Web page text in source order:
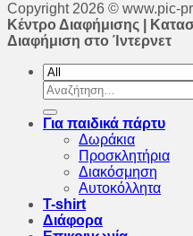
Copyright 2026 © www.pic-
Κέντρο Διαφήμισης |
Διαφήμιση στο Ίντερνετ
Αναζήτηση
για:
Για παιδικά πάρτυ
Δωράκια
Προσκλητήρια
Διακόσμηση
Αυτοκόλλητα
T-shirt
Διάφορα